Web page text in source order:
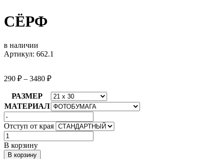
СЁРФ
в наличии
Артикул: 662.1
290 ₽ – 3480 ₽
РАЗМЕР
МАТЕРИАЛ
Отступ от края
Количество
товара
СЁРФ
В корзину
В корзину